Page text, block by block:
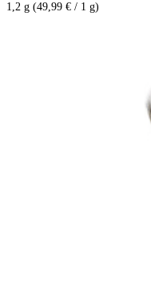
1,2 g (49,99 € / 1 g)